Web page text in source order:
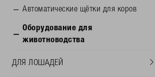
Автоматические щётки для коров
Oборудование для
животноводства
ДЛЯ ЛОШАДЕЙ